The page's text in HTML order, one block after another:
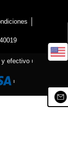
y efectivo